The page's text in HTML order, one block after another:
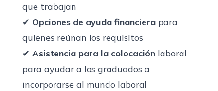
que trabajan
✔ Opciones de ayuda financiera para
quienes reúnan los requisitos
✔ Asistencia para la colocación laboral
para ayudar a los graduados a
incorporarse al mundo laboral